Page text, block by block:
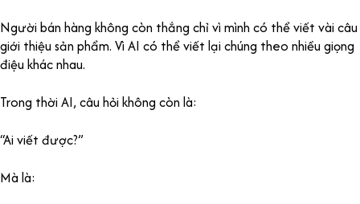
Người bán hàng không còn thắng chỉ vì mình có thể viết vài câu
giới thiệu sản phẩm. Vì AI có thể viết lại chúng theo nhiều giọng
điệu khác nhau.
Trong thời AI, câu hỏi không còn là:
“Ai viết được?”
Mà là: